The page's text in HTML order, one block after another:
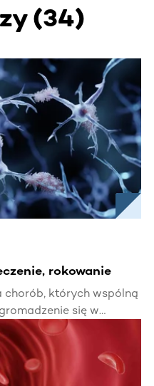
(34)
rokowanie
których wspólną
się w
białka. Nie
jej rozwoju i trudno
Na czym polega
i jak się ją leczy?